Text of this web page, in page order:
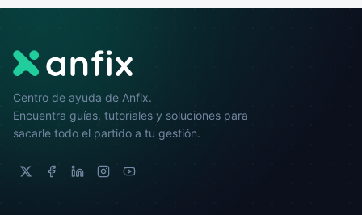
Centro de ayuda de Anfix.
Encuentra guías, tutoriales y soluciones para
sacarle todo el partido a tu gestión.